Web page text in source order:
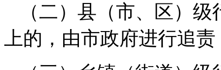
（二）县（市、区）
上的，由市政府进行追责